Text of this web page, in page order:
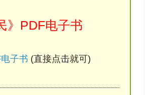
》PDF电子书
子书 (直接点击就可)